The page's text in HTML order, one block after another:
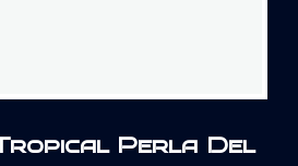
Perla Del